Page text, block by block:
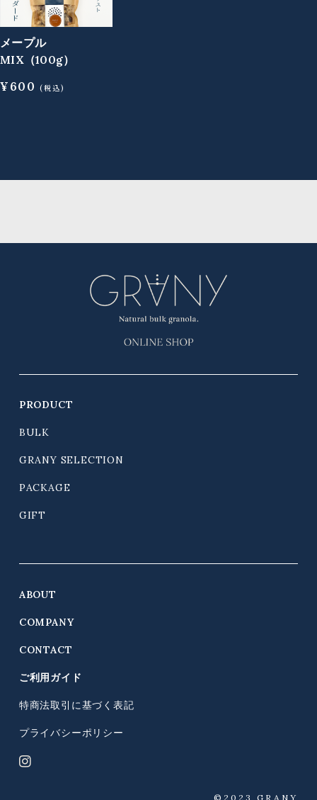
メープル
MIX（100g）
¥600
PRODUCT
BULK
GRANY SELECTION
PACKAGE
GIFT
ABOUT
COMPANY
CONTACT
ご利用ガイド
特商法取引に基づく表記
プライバシーポリシー
©︎2023 GRANY